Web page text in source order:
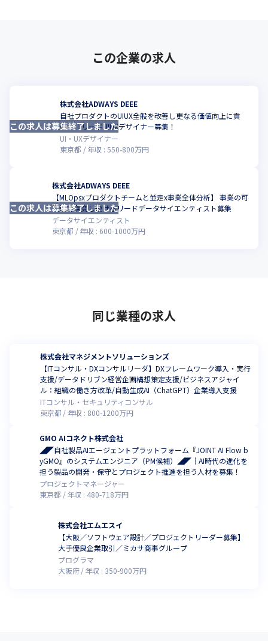
この企業の求人
株式会社ADWAYS DEEE
自社プロダクトのUIUX全般を改善し更なる価値向上に貢
献！｜リードUIUXデザイナー募集！
UI・UXデザイナー
東京都
年収 : 550-800万円
この求人は募集終了しました
株式会社ADWAYS DEEE
【MLOpsxプロダクトチームと並走x事業全体分析】 事業の可
能性を探究し続けるリードデータサイエンティスト募集
データサイエンティスト
東京都
年収 : 600-1000万円
この求人は募集終了しました
同じ業種の求人
株式会社マネジメントソリューションズ
【ITコンサル・DXコンサルリーダ】DXフレームワーク導入・実行
支援/データドリブン経営企画構想策定支援/ビジネスアジャイ
ル：組織の働き方改革/自動生成AI（ChatGPT）企業導入支援
ITコンサル・セキュリティコンサル
東京都
年収 : 800-1200万円
GMO AIコネクト株式会社
◢◤自社製品AIエージェントプラットフォーム『JOINT AI Flow b
yGMO』のシステムエンジニア（PM候補）◢◤｜AI時代の進化を
担う製品の開発・保守とプロジェクト推進を担う人材を募集！
プロジェクトマネージャー
東京都
年収 : 480-718万円
株式会社エムエスイ
【大阪／ソフトウェア設計／プロジェクトリーダー募集】
大手優良企業取引／ミカサ商事グループ
プログラマ
大阪府
年収 : 350-900万円